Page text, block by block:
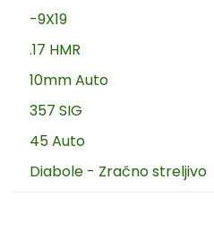
-9X19
.17 HMR
10mm Auto
357 SIG
45 Auto
Diabole - Zračno streljivo